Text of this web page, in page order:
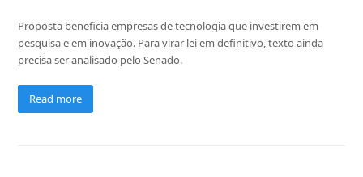
Proposta beneficia empresas de tecnologia que investirem em
pesquisa e em inovação. Para virar lei em definitivo, texto ainda
precisa ser analisado pelo Senado.
Read more